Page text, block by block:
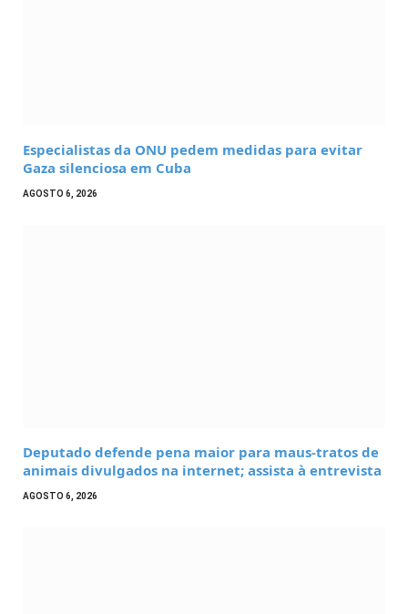
Especialistas da ONU pedem medidas para evitar
Gaza silenciosa em Cuba
AGOSTO 6, 2026
Deputado defende pena maior para maus-tratos de
animais divulgados na internet; assista à entrevista
AGOSTO 6, 2026